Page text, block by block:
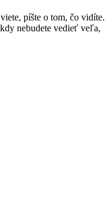
píšte o tom, čo vidíte.
nebudete vedieť veľa,